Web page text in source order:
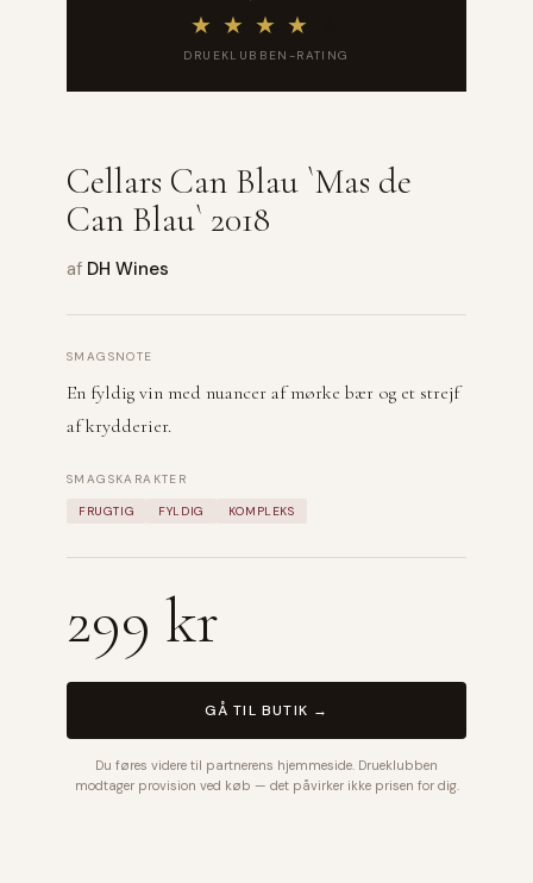
★ ★ ★ ★
DRUEKLUBBEN-RATING
Cellars Can Blau `Mas de
Can Blau` 2018
af DH Wines
SMAGSNOTE
En fyldig vin med nuancer af mørke bær og et strejf
af krydderier.
SMAGSKARAKTER
FRUGTIG FYLDIG KOMPLEKS
299 kr
GÅ TIL BUTIK →
Du føres videre til partnerens hjemmeside. Drueklubben
modtager provision ved køb — det påvirker ikke prisen for dig.